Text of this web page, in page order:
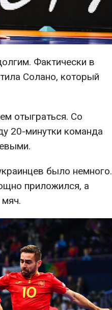
Фактически в
Солано, который
отыграться. Со
20-минутки команда
было немного.
приложился, а